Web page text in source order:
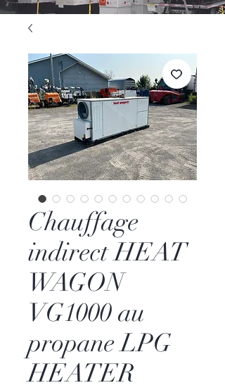
Chauffage
indirect HEAT
WAGON
VG1000 au
propane LPG
HEATER